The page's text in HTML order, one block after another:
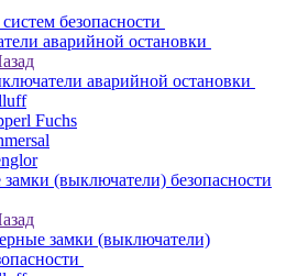
безопасности
аварийной остановки
аварийной остановки
Fuchs
(выключатели) безопасности
замки (выключатели)